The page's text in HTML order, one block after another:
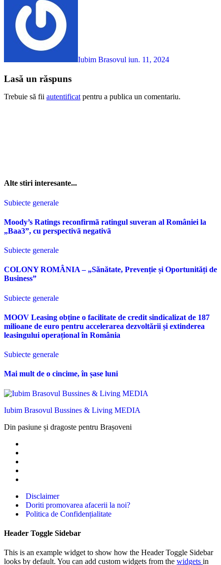
Iubim Brasovul iun. 11, 2024
Lasă un răspuns
Trebuie să fii autentificat pentru a publica un comentariu.
Alte stiri interesante...
Subiecte generale
Moody’s Ratings reconfirmã ratingul suveran al României la
„Baa3”, cu perspectivã negativã
Subiecte generale
COLONY ROMÂNIA – „Sănătate, Prevenție și Oportunități de
Business”
Subiecte generale
MOOV Leasing obține o facilitate de credit sindicalizat de 187
milioane de euro pentru accelerarea dezvoltării și extinderea
leasingului operațional în România
Subiecte generale
Mai mult de o cincime, în șase luni
Iubim Brasovul Bussines & Living MEDIA
Din pasiune și dragoste pentru Brașoveni
Disclaimer
Doriti promovarea afacerii la noi?
Politica de Confidențialitate
Header Toggle Sidebar
This is an example widget to show how the Header Toggle Sidebar
looks by default. You can add custom widgets from the widgets in